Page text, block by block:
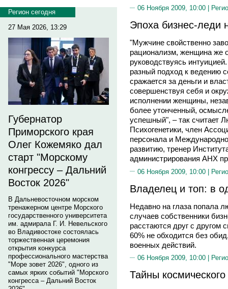
Регион сегодня
27 Мая 2026, 13:29
Губернатор
Приморского края
Олег Кожемяко дал
старт "Морскому
конгрессу – Дальний
Восток 2026"
В Дальневосточном морском
тренажерном центре Морского
государственного университета
им. адмирала Г. И. Невельского
во Владивостоке состоялась
торжественная церемония
открытия конкурса
профессионального мастерства
"Море зовет 2026", одного из
самых ярких событий "Морского
конгресса – Дальний Восток
06 Ноября 2009, 10:00 |
Эпоха бизнес-леди
"Мужчине свойственно
рационализм, женщина же
руководствуясь
разный подход к ведению
сражается за деньги и
совершенствуя себя и
исполнении женщины,
более утонченный,
успешный", – так считает
Психогенетики, член
персонала и
развитию, тренер
администрирования АНХ
06 Ноября 2009, 10:00 |
Владелец и топ: в
Недавно на глаза попала
случаев собственники
расстаются друг с другом
60% не обходится без
военных действий.
06 Ноября 2009, 10:00 |
Тайны